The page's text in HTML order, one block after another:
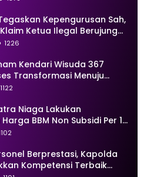
Kepengurusan Sah,
Ketua Ilegal Berujung
1226
Kendari Wisuda 367
Transformasi Menuju
Diterima
1122
Niaga Lakukan
BBM Non Subsidi Per 1
Rinciannya
Berprestasi, Kapolda
Kompetensi Terbaik